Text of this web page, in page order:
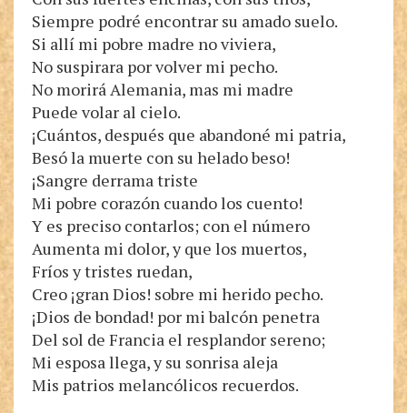
Siempre podré encontrar su amado suelo.
Si allí mi pobre madre no viviera,
No suspirara por volver mi pecho.
No morirá Alemania, mas mi madre
Puede volar al cielo.
¡Cuántos, después que abandoné mi patria,
Besó la muerte con su helado beso!
¡Sangre derrama triste
Mi pobre corazón cuando los cuento!
Y es preciso contarlos; con el número
Aumenta mi dolor, y que los muertos,
Fríos y tristes ruedan,
Creo ¡gran Dios! sobre mi herido pecho.
¡Dios de bondad! por mi balcón penetra
Del sol de Francia el resplandor sereno;
Mi esposa llega, y su sonrisa aleja
Mis patrios melancólicos recuerdos.